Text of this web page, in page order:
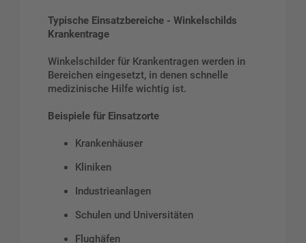
Typische Einsatzbereiche - Winkelschilds
Krankentrage
Winkelschilder für Krankentragen werden in
Bereichen eingesetzt, in denen schnelle
medizinische Hilfe wichtig ist.
Beispiele für Einsatzorte
Krankenhäuser
Kliniken
Industrieanlagen
Schulen und Universitäten
Flughäfen